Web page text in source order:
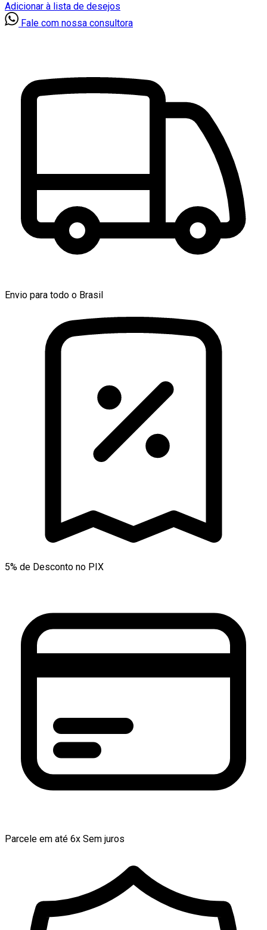
Adicionar à lista de desejos
Fale com nossa consultora
Envio para todo o Brasil
5% de Desconto no PIX
Parcele em até 6x Sem juros